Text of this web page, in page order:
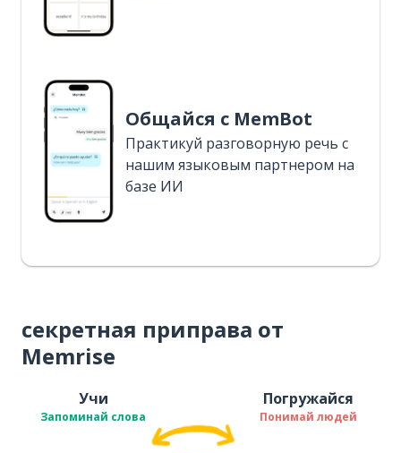
Общайся с MemBot
Практикуй разговорную речь с
нашим языковым партнером на
базе ИИ
секретная приправа от
Memrise
Учи
Запоминай слова
Погружайся
Понимай людей